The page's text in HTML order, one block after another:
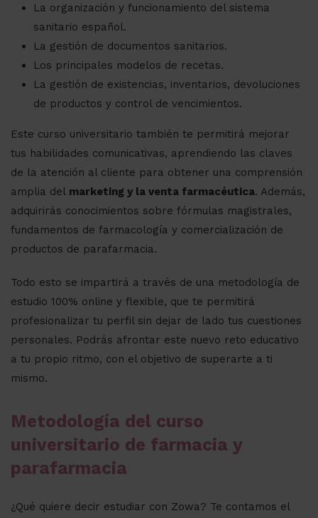
La organización y funcionamiento del sistema
sanitario español.
La gestión de documentos sanitarios.
Los principales modelos de recetas.
La gestión de existencias, inventarios, devoluciones
de productos y control de vencimientos.
Este curso universitario también te permitirá mejorar
tus habilidades comunicativas, aprendiendo las claves
de la atención al cliente para obtener una comprensión
amplia del marketing y la venta farmacéutica. Además,
adquirirás conocimientos sobre fórmulas magistrales,
fundamentos de farmacología y comercialización de
productos de parafarmacia.
Todo esto se impartirá a través de una metodología de
estudio 100% online y flexible, que te permitirá
profesionalizar tu perfil sin dejar de lado tus cuestiones
personales. Podrás afrontar este nuevo reto educativo
a tu propio ritmo, con el objetivo de superarte a ti
mismo.
Metodología del curso
universitario de farmacia y
parafarmacia
¿Qué quiere decir estudiar con Zowa? Te contamos el